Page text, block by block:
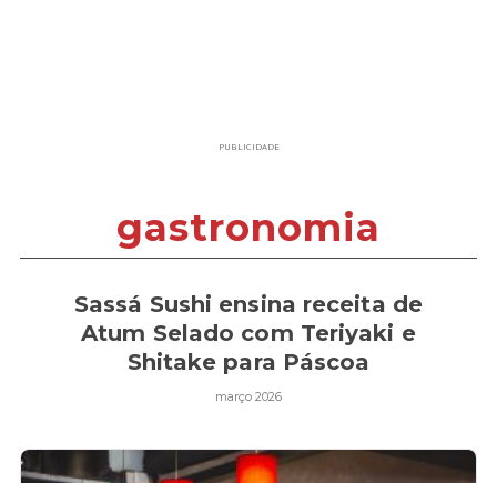
PUBLICIDADE
gastronomia
Sassá Sushi ensina receita de
Atum Selado com Teriyaki e
Shitake para Páscoa
março 2026